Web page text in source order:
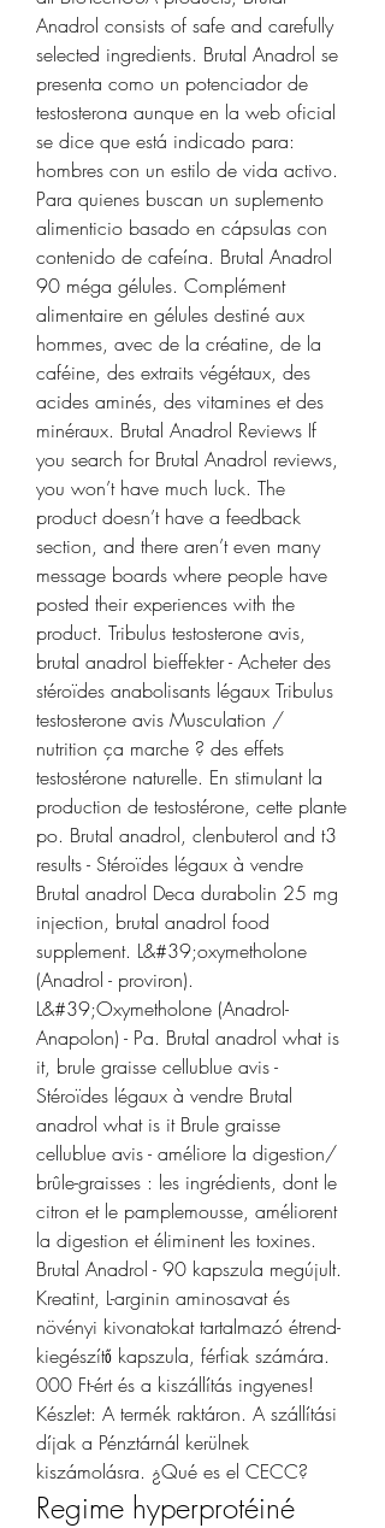
Anadrol consists of safe and carefully
selected ingredients. Brutal Anadrol se
presenta como un potenciador de
testosterona aunque en la web oficial
se dice que está indicado para:
hombres con un estilo de vida activo.
Para quienes buscan un suplemento
alimenticio basado en cápsulas con
contenido de cafeína. Brutal Anadrol
90 méga gélules. Complément
alimentaire en gélules destiné aux
hommes, avec de la créatine, de la
caféine, des extraits végétaux, des
acides aminés, des vitamines et des
minéraux. Brutal Anadrol Reviews If
you search for Brutal Anadrol reviews,
you won’t have much luck. The
product doesn’t have a feedback
section, and there aren’t even many
message boards where people have
posted their experiences with the
product. Tribulus testosterone avis,
brutal anadrol bieffekter - Acheter des
stéroïdes anabolisants légaux Tribulus
testosterone avis Musculation /
nutrition ça marche ? des effets
testostérone naturelle. En stimulant la
production de testostérone, cette plante
po. Brutal anadrol, clenbuterol and t3
results - Stéroïdes légaux à vendre
Brutal anadrol Deca durabolin 25 mg
injection, brutal anadrol food
supplement. L&#39;oxymetholone
(Anadrol - proviron).
L&#39;Oxymetholone (Anadrol-
Anapolon) - Pa. Brutal anadrol what is
it, brule graisse cellublue avis -
Stéroïdes légaux à vendre Brutal
anadrol what is it Brule graisse
cellublue avis - améliore la digestion/
brûle-graisses : les ingrédients, dont le
citron et le pamplemousse, améliorent
la digestion et éliminent les toxines.
Brutal Anadrol - 90 kapszula megújult.
Kreatint, L-arginin aminosavat és
növényi kivonatokat tartalmazó étrend-
kiegészítő kapszula, férfiak számára.
000 Ft-ért és a kiszállítás ingyenes!
Készlet: A termék raktáron. A szállítási
díjak a Pénztárnál kerülnek
kiszámolásra. ¿Qué es el CECC?
Regime hyperprotéiné